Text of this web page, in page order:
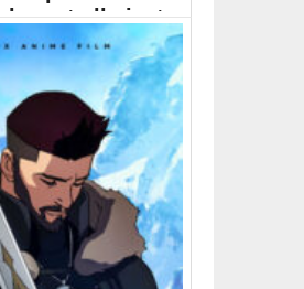
korvat alkoivat
on Earth yrittää kertoa...